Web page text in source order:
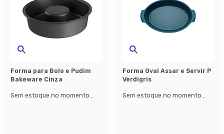
Forma para Bolo e Pudim
Bakeware Cinza
Sem estoque no momento...
Forma Oval Assar e Servir P
Verdigris
Sem estoque no momento...